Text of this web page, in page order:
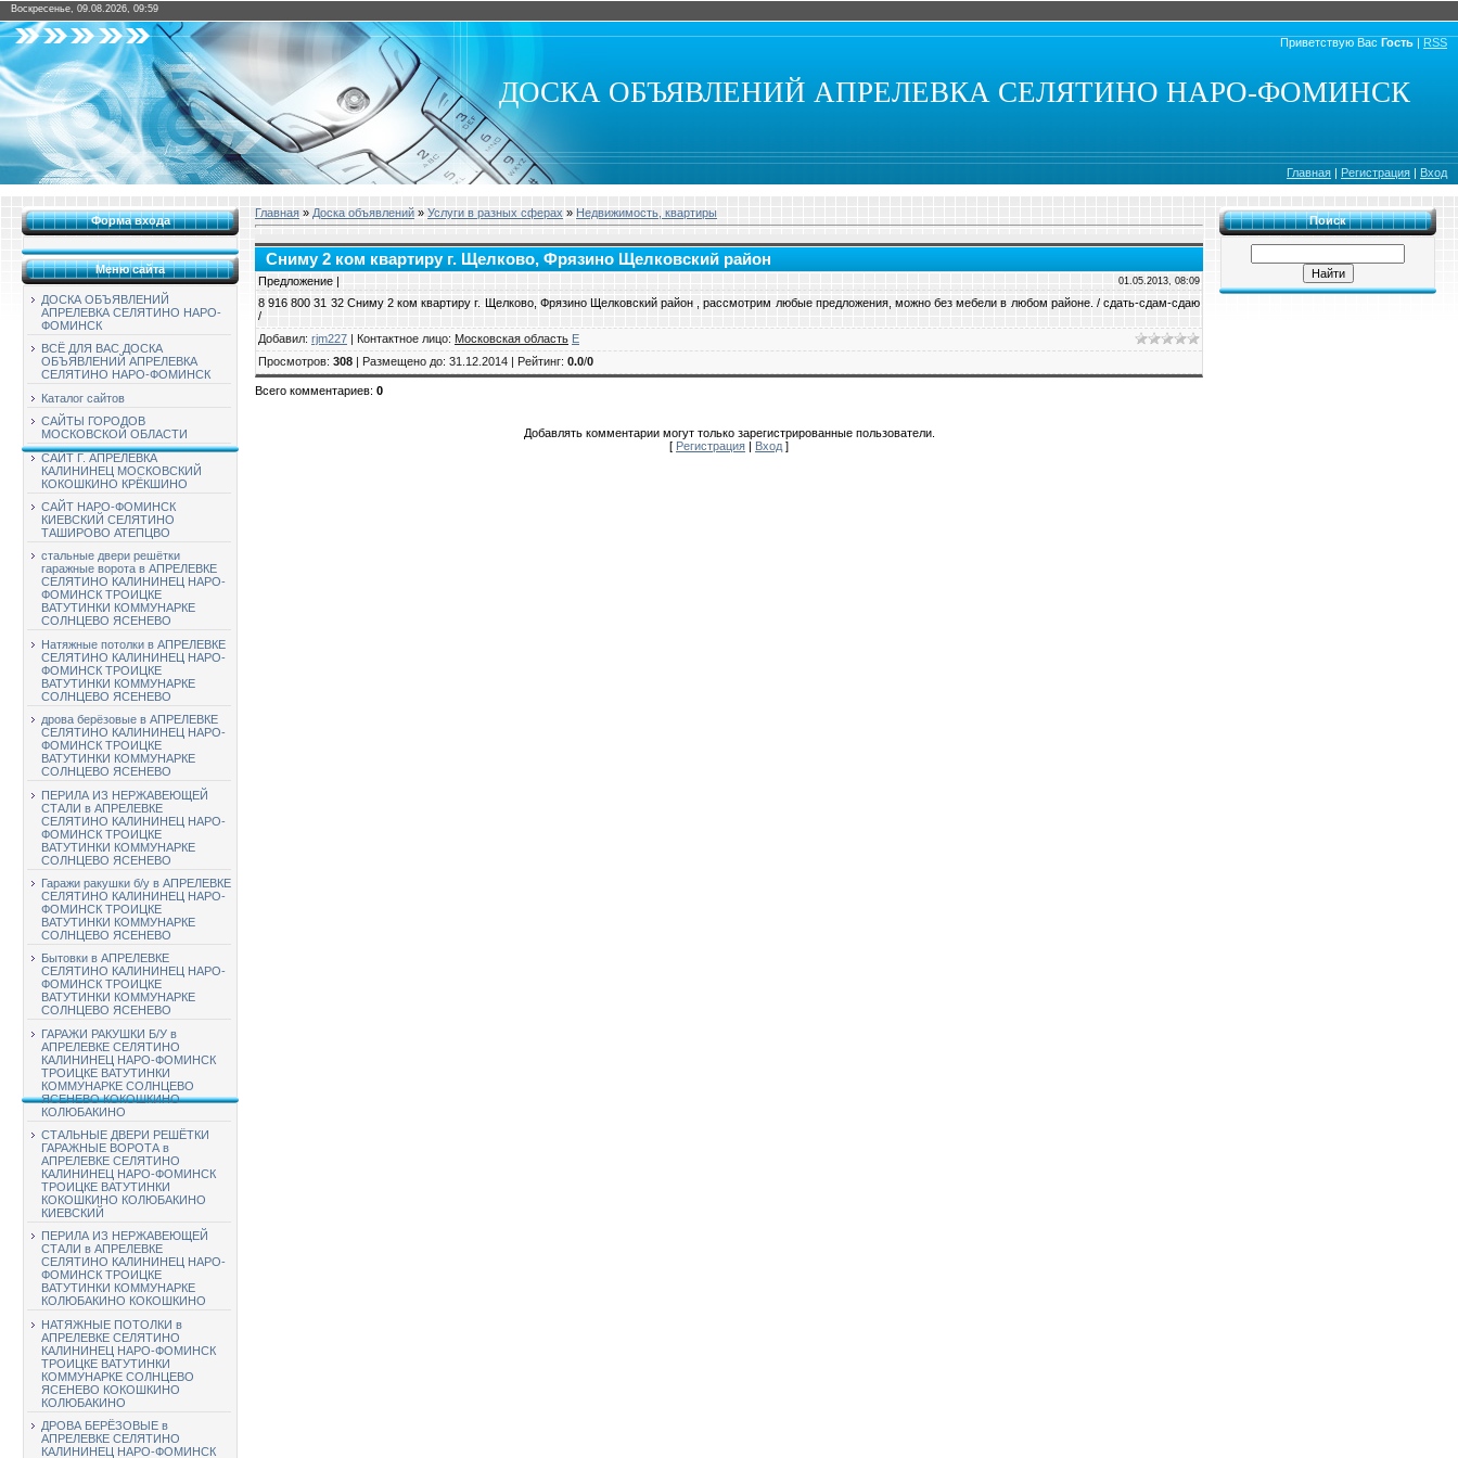
Воскресенье, 09.08.2026, 09:59
Приветствую Вас Гость | RSS
ДОСКА ОБЪЯВЛЕНИЙ АПРЕЛЕВКА СЕЛЯТИНО НАРО-ФОМИНСК
Главная | Регистрация | Вход
Форма входа
Меню сайта
ДОСКА ОБЪЯВЛЕНИЙ
АПРЕЛЕВКА СЕЛЯТИНО НАРО-
ФОМИНСК
ВСЁ ДЛЯ ВАС ДОСКА
ОБЪЯВЛЕНИЙ АПРЕЛЕВКА
СЕЛЯТИНО НАРО-ФОМИНСК
Каталог сайтов
САЙТЫ ГОРОДОВ
МОСКОВСКОЙ ОБЛАСТИ
САЙТ Г. АПРЕЛЕВКА
КАЛИНИНЕЦ МОСКОВСКИЙ
КОКОШКИНО КРЁКШИНО
САЙТ НАРО-ФОМИНСК
КИЕВСКИЙ СЕЛЯТИНО
ТАШИРОВО АТЕПЦВО
стальные двери решётки
гаражные ворота в АПРЕЛЕВКЕ
СЕЛЯТИНО КАЛИНИНЕЦ НАРО-
ФОМИНСК ТРОИЦКЕ
ВАТУТИНКИ КОММУНАРКЕ
СОЛНЦЕВО ЯСЕНЕВО
Натяжные потолки в АПРЕЛЕВКЕ
СЕЛЯТИНО КАЛИНИНЕЦ НАРО-
ФОМИНСК ТРОИЦКЕ
ВАТУТИНКИ КОММУНАРКЕ
СОЛНЦЕВО ЯСЕНЕВО
дрова берёзовые в АПРЕЛЕВКЕ
СЕЛЯТИНО КАЛИНИНЕЦ НАРО-
ФОМИНСК ТРОИЦКЕ
ВАТУТИНКИ КОММУНАРКЕ
СОЛНЦЕВО ЯСЕНЕВО
ПЕРИЛА ИЗ НЕРЖАВЕЮЩЕЙ
СТАЛИ в АПРЕЛЕВКЕ
СЕЛЯТИНО КАЛИНИНЕЦ НАРО-
ФОМИНСК ТРОИЦКЕ
ВАТУТИНКИ КОММУНАРКЕ
СОЛНЦЕВО ЯСЕНЕВО
Гаражи ракушки б/у в АПРЕЛЕВКЕ
СЕЛЯТИНО КАЛИНИНЕЦ НАРО-
ФОМИНСК ТРОИЦКЕ
ВАТУТИНКИ КОММУНАРКЕ
СОЛНЦЕВО ЯСЕНЕВО
Бытовки в АПРЕЛЕВКЕ
СЕЛЯТИНО КАЛИНИНЕЦ НАРО-
ФОМИНСК ТРОИЦКЕ
ВАТУТИНКИ КОММУНАРКЕ
СОЛНЦЕВО ЯСЕНЕВО
ГАРАЖИ РАКУШКИ Б/У в
АПРЕЛЕВКЕ СЕЛЯТИНО
КАЛИНИНЕЦ НАРО-ФОМИНСК
ТРОИЦКЕ ВАТУТИНКИ
КОММУНАРКЕ СОЛНЦЕВО
ЯСЕНЕВО КОКОШКИНО
КОЛЮБАКИНО
СТАЛЬНЫЕ ДВЕРИ РЕШЁТКИ
ГАРАЖНЫЕ ВОРОТА в
АПРЕЛЕВКЕ СЕЛЯТИНО
КАЛИНИНЕЦ НАРО-ФОМИНСК
ТРОИЦКЕ ВАТУТИНКИ
КОКОШКИНО КОЛЮБАКИНО
КИЕВСКИЙ
ПЕРИЛА ИЗ НЕРЖАВЕЮЩЕЙ
СТАЛИ в АПРЕЛЕВКЕ
СЕЛЯТИНО КАЛИНИНЕЦ НАРО-
ФОМИНСК ТРОИЦКЕ
ВАТУТИНКИ КОММУНАРКЕ
КОЛЮБАКИНО КОКОШКИНО
НАТЯЖНЫЕ ПОТОЛКИ в
АПРЕЛЕВКЕ СЕЛЯТИНО
КАЛИНИНЕЦ НАРО-ФОМИНСК
ТРОИЦКЕ ВАТУТИНКИ
КОММУНАРКЕ СОЛНЦЕВО
ЯСЕНЕВО КОКОШКИНО
КОЛЮБАКИНО
ДРОВА БЕРЁЗОВЫЕ в
АПРЕЛЕВКЕ СЕЛЯТИНО
КАЛИНИНЕЦ НАРО-ФОМИНСК
Главная » Доска объявлений » Услуги в разных сферах » Недвижимость, квартиры
Сниму 2 ком квартиру г. Щелково, Фрязино Щелковский район
Предложение | 01.05.2013, 08:09
8 916 800 31 32 Сниму 2 ком квартиру г. Щелково, Фрязино Щелковский район , рассмотрим любые предложения, можно без мебели в любом районе. / сдать-сдам-сдаю
/
Добавил: rjm227 | Контактное лицо: Московская область E
Просмотров: 308 | Размещено до: 31.12.2014 | Рейтинг: 0.0/0
Всего комментариев: 0
Добавлять комментарии могут только зарегистрированные пользователи.
[ Регистрация | Вход ]
Поиск